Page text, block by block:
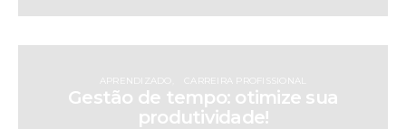
APRENDIZADO CARREIRA PROFISSIONAL
Gestão de tempo: otimize sua
produtividade!